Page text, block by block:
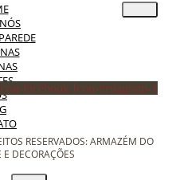
facebook Icon-instagram-1
RESERVADOS: ARMAZÉM DO
E DECORAÇÕES